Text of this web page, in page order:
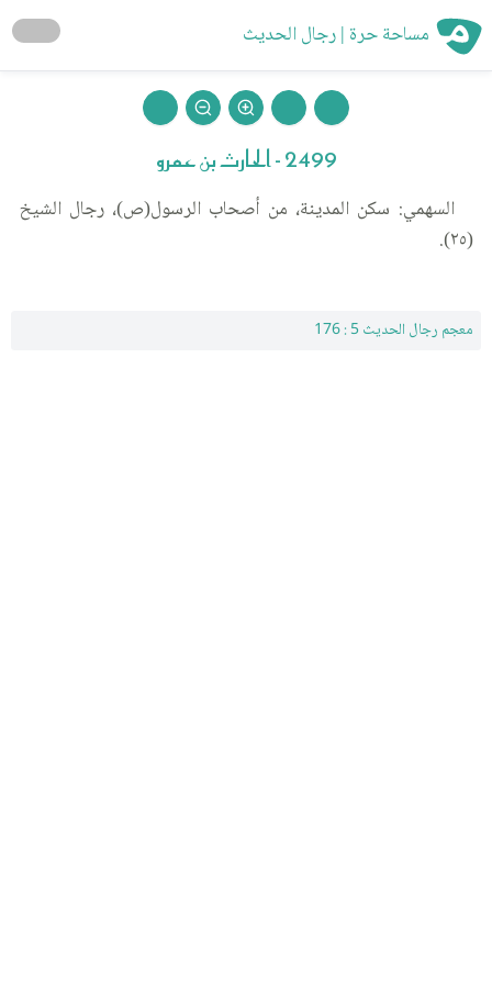
مساحة حرة | رجال الحديث
2499 - الحارث بن عمرو
السهمي: سكن المدينة، من أصحاب الرسول(ص)، رجال الشيخ
(٢٥).
معجم رجال الحديث 5 : 176